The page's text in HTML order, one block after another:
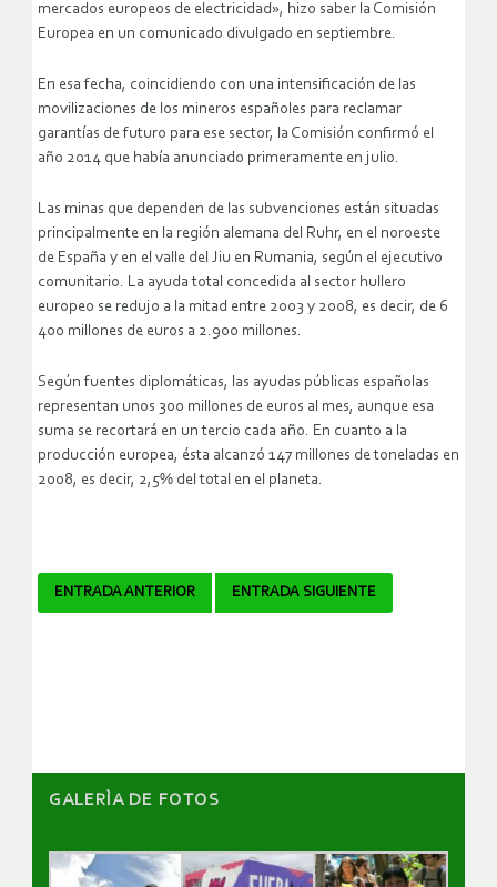
mercados europeos de electricidad», hizo saber la Comisión
Europea en un comunicado divulgado en septiembre.
En esa fecha, coincidiendo con una intensificación de las
movilizaciones de los mineros españoles para reclamar
garantías de futuro para ese sector, la Comisión confirmó el
año 2014 que había anunciado primeramente en julio.
Las minas que dependen de las subvenciones están situadas
principalmente en la región alemana del Ruhr, en el noroeste
de España y en el valle del Jiu en Rumania, según el ejecutivo
comunitario. La ayuda total concedida al sector hullero
europeo se redujo a la mitad entre 2003 y 2008, es decir, de 6
400 millones de euros a 2.900 millones.
Según fuentes diplomáticas, las ayudas públicas españolas
representan unos 300 millones de euros al mes, aunque esa
suma se recortará en un tercio cada año. En cuanto a la
producción europea, ésta alcanzó 147 millones de toneladas en
2008, es decir, 2,5% del total en el planeta.
Navegador
ENTRADA ANTERIOR ENTRADA SIGUIENTE
GALERÌA DE FOTOS